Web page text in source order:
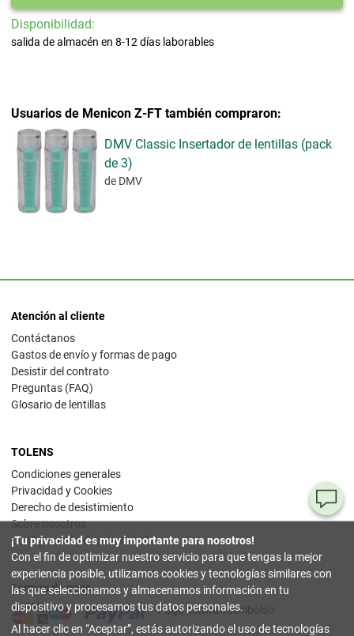
Disponibilidad:
salida de almacén en 8-12 días laborables
Usuarios de Menicon Z-FT también compraron:
DMV Classic Insertador de lentillas (pack
de 3)
de DMV
Atención al cliente
Contáctanos
Gastos de envío y formas de pago
Desistir del contrato
Preguntas (FAQ)
Glosario de lentillas
TOLENS
Condiciones generales
Privacidad y Cookies
Derecho de desistimiento
Sobre nosotros
Configuración de privacidad
Formas de pago
Pago contrarreembolso
¡Tu privacidad es muy importante para nosotros!
Con el fin de optimizar nuestro servicio para que tengas la mejor
experiencia posible, utilizamos cookies y tecnologías similares con
las que seleccionamos y almacenamos información en tu
dispositivo y procesamos tus datos personales.
Al hacer clic en Aceptar , estás autorizando el uso de tecnologías